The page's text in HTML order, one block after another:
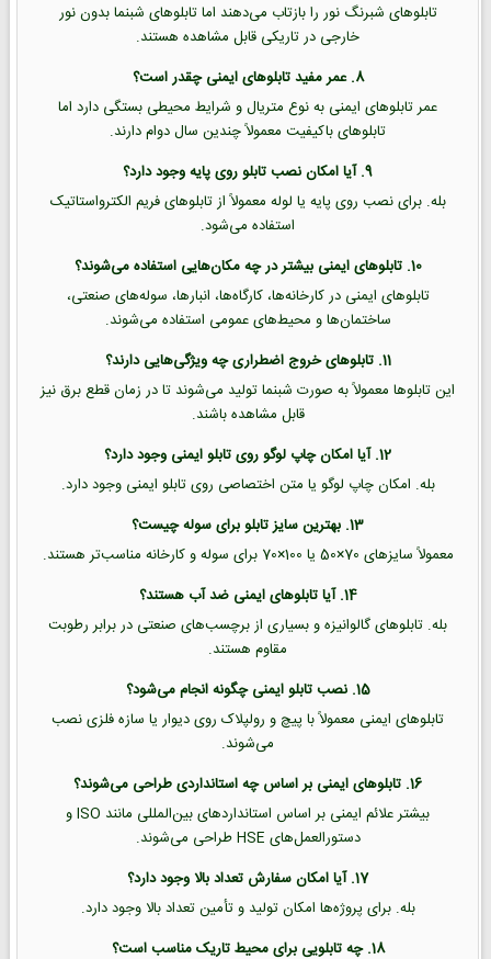
تابلوهای شبرنگ نور را بازتاب می‌دهند اما تابلوهای شبنما بدون نور
خارجی در تاریکی قابل مشاهده هستند.
8. عمر مفید تابلوهای ایمنی چقدر است؟
عمر تابلوهای ایمنی به نوع متریال و شرایط محیطی بستگی دارد اما
تابلوهای باکیفیت معمولاً چندین سال دوام دارند.
9. آیا امکان نصب تابلو روی پایه وجود دارد؟
بله. برای نصب روی پایه یا لوله معمولاً از تابلوهای فریم الکترواستاتیک
استفاده می‌شود.
10. تابلوهای ایمنی بیشتر در چه مکان‌هایی استفاده می‌شوند؟
تابلوهای ایمنی در کارخانه‌ها، کارگاه‌ها، انبارها، سوله‌های صنعتی،
ساختمان‌ها و محیط‌های عمومی استفاده می‌شوند.
11. تابلوهای خروج اضطراری چه ویژگی‌هایی دارند؟
این تابلوها معمولاً به صورت شبنما تولید می‌شوند تا در زمان قطع برق نیز
قابل مشاهده باشند.
12. آیا امکان چاپ لوگو روی تابلو ایمنی وجود دارد؟
بله. امکان چاپ لوگو یا متن اختصاصی روی تابلو ایمنی وجود دارد.
13. بهترین سایز تابلو برای سوله چیست؟
معمولاً سایزهای 70×50 یا 100×70 برای سوله و کارخانه مناسب‌تر هستند.
14. آیا تابلوهای ایمنی ضد آب هستند؟
بله. تابلوهای گالوانیزه و بسیاری از برچسب‌های صنعتی در برابر رطوبت
مقاوم هستند.
15. نصب تابلو ایمنی چگونه انجام می‌شود؟
تابلوهای ایمنی معمولاً با پیچ و رولپلاک روی دیوار یا سازه فلزی نصب
می‌شوند.
16. تابلوهای ایمنی بر اساس چه استانداردی طراحی می‌شوند؟
بیشتر علائم ایمنی بر اساس استانداردهای بین‌المللی مانند ISO و
دستورالعمل‌های HSE طراحی می‌شوند.
17. آیا امکان سفارش تعداد بالا وجود دارد؟
بله. برای پروژه‌ها امکان تولید و تأمین تعداد بالا وجود دارد.
18. چه تابلویی برای محیط تاریک مناسب است؟